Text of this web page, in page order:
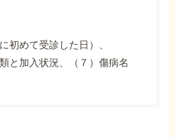
初めて受診した日）、
と加入状況、（７）傷病名